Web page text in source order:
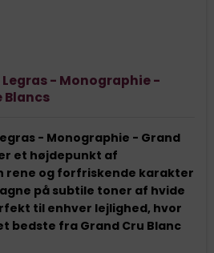
- Monographie -
Blancs
- Monographie - Grand
et højdepunkt af
rene og forfriskende karakter
på subtile toner af hvide
til enhver lejlighed, hvor
bedste fra Grand Cru Blanc